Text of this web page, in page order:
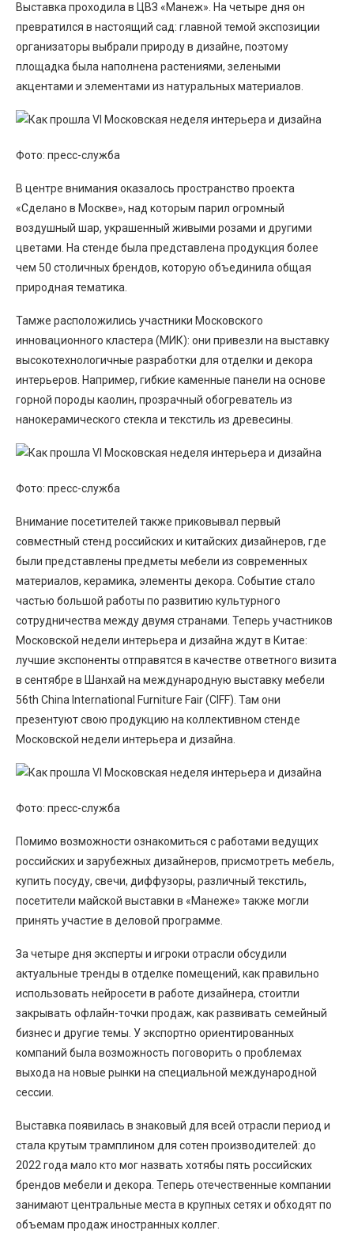
Выставка проходила в ЦВЗ «Манеж». На четыре дня он
превратился в настоящий сад: главной темой экспозиции
организаторы выбрали природу в дизайне, поэтому
площадка была наполнена растениями, зелеными
акцентами и элементами из натуральных материалов.
Фото: пресс-служба
В центре внимания оказалось пространство проекта
«Сделано в Москве», над которым парил огромный
воздушный шар, украшенный живыми розами и другими
цветами. На стенде была представлена продукция более
чем 50 столичных брендов, которую объединила общая
природная тематика.
Тамже расположились участники Московского
инновационного кластера (МИК): они привезли на выставку
высокотехнологичные разработки для отделки и декора
интерьеров. Например, гибкие каменные панели на основе
горной породы каолин, прозрачный обогреватель из
нанокерамического стекла и текстиль из древесины.
Фото: пресс-служба
Внимание посетителей также приковывал первый
совместный стенд российских и китайских дизайнеров, где
были представлены предметы мебели из современных
материалов, керамика, элементы декора. Событие стало
частью большой работы по развитию культурного
сотрудничества между двумя странами. Теперь участников
Московской недели интерьера и дизайна ждут в Китае:
лучшие экспоненты отправятся в качестве ответного визита
в сентябре в Шанхай на международную выставку мебели
56th China International Furniture Fair (CIFF). Там они
презентуют свою продукцию на коллективном стенде
Московской недели интерьера и дизайна.
Фото: пресс-служба
Помимо возможности ознакомиться с работами ведущих
российских и зарубежных дизайнеров, присмотреть мебель,
купить посуду, свечи, диффузоры, различный текстиль,
посетители майской выставки в «Манеже» также могли
принять участие в деловой программе.
За четыре дня эксперты и игроки отрасли обсудили
актуальные тренды в отделке помещений, как правильно
использовать нейросети в работе дизайнера, стоитли
закрывать офлайн-точки продаж, как развивать семейный
бизнес и другие темы. У экспортно ориентированных
компаний была возможность поговорить о проблемах
выхода на новые рынки на специальной международной
сессии.
Выставка появилась в знаковый для всей отрасли период и
стала крутым трамплином для сотен производителей: до
2022 года мало кто мог назвать хотябы пять российских
брендов мебели и декора. Теперь отечественные компании
занимают центральные места в крупных сетях и обходят по
объемам продаж иностранных коллег.